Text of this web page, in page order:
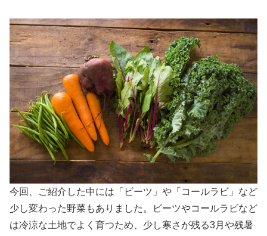
今回、ご紹介した中には「ビーツ」や「コールラビ」など
少し変わった野菜もありました。ビーツやコールラビなど
は冷涼な土地でよく育つため、少し寒さが残る3月や残暑